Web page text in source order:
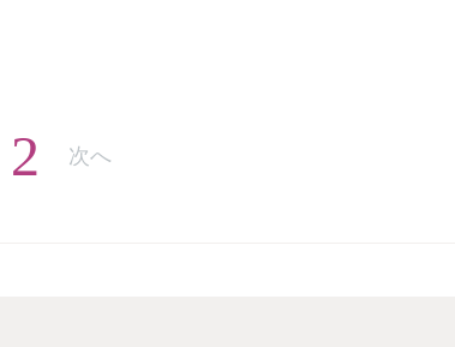
2 次へ